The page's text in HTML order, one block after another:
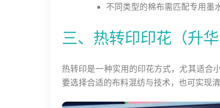
不同类型的棉布需匹配专用墨
三、热转印印花（升
热转印是一种实用的印花方式，尤其适合
要选择合适的布料混纺与技术，也可实现